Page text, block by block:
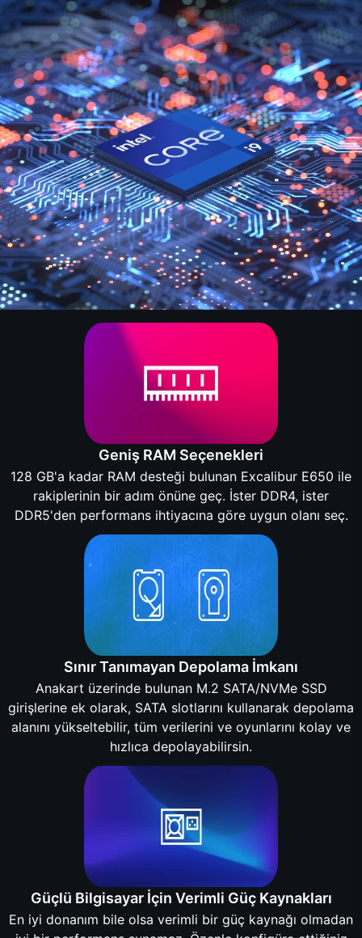
Geniş RAM Seçenekleri
128 GB'a kadar RAM desteği bulunan Excalibur E650 ile
rakiplerinin bir adım önüne geç. İster DDR4, ister
DDR5'den performans ihtiyacına göre uygun olanı seç.
Sınır Tanımayan Depolama İmkanı
Anakart üzerinde bulunan M.2 SATA/NVMe SSD
girişlerine ek olarak, SATA slotlarını kullanarak depolama
alanını yükseltebilir, tüm verilerini ve oyunlarını kolay ve
hızlıca depolayabilirsin.
Güçlü Bilgisayar İçin Verimli Güç Kaynakları
En iyi donanım bile olsa verimli bir güç kaynağı olmadan